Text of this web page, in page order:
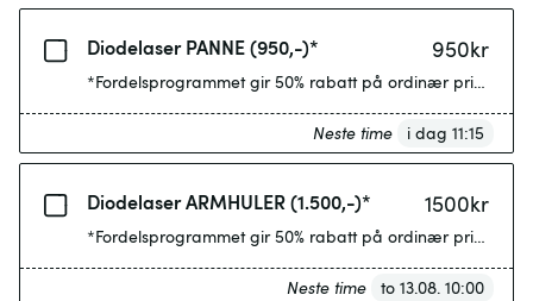
Diodelaser PANNE (950,-)* 950kr
*Fordelsprogrammet gir 50% rabatt på ordinær pris etter
Neste time i dag 11:15
Diodelaser ARMHULER (1.500,-)* 1500kr
*Fordelsprogrammet gir 50% rabatt på ordinær pris etter
Neste time to 13.08. 10:00